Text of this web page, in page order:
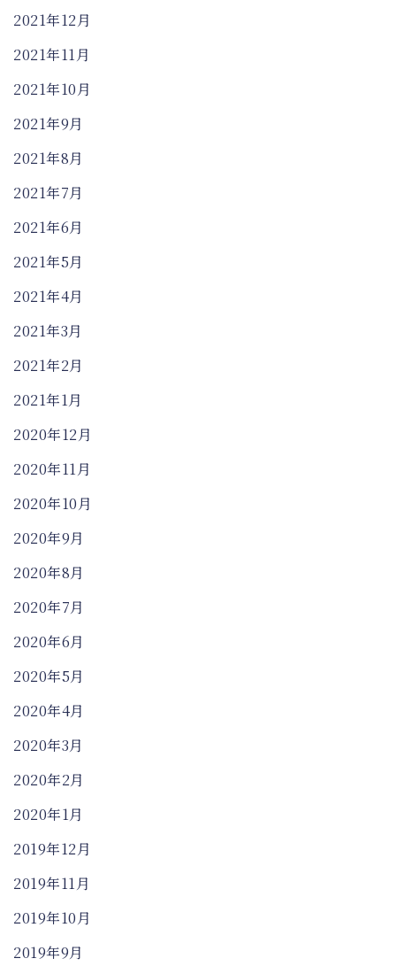
2021年12月
2021年11月
2021年10月
2021年9月
2021年8月
2021年7月
2021年6月
2021年5月
2021年4月
2021年3月
2021年2月
2021年1月
2020年12月
2020年11月
2020年10月
2020年9月
2020年8月
2020年7月
2020年6月
2020年5月
2020年4月
2020年3月
2020年2月
2020年1月
2019年12月
2019年11月
2019年10月
2019年9月